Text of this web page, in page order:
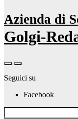
Azienda di
Golgi-
Seguici su
Facebook